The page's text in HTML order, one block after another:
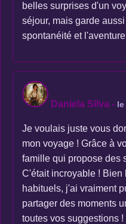
belles surprises d'un
séjour, mais garde
spontanéité et
Daniela Silva - le
Je voulais juste vous
mon voyage ! Grâce à
famille qui propose des
C'était incroyable !
habituels, j'ai vraiment
partager des moments
toutes vos suggestions !